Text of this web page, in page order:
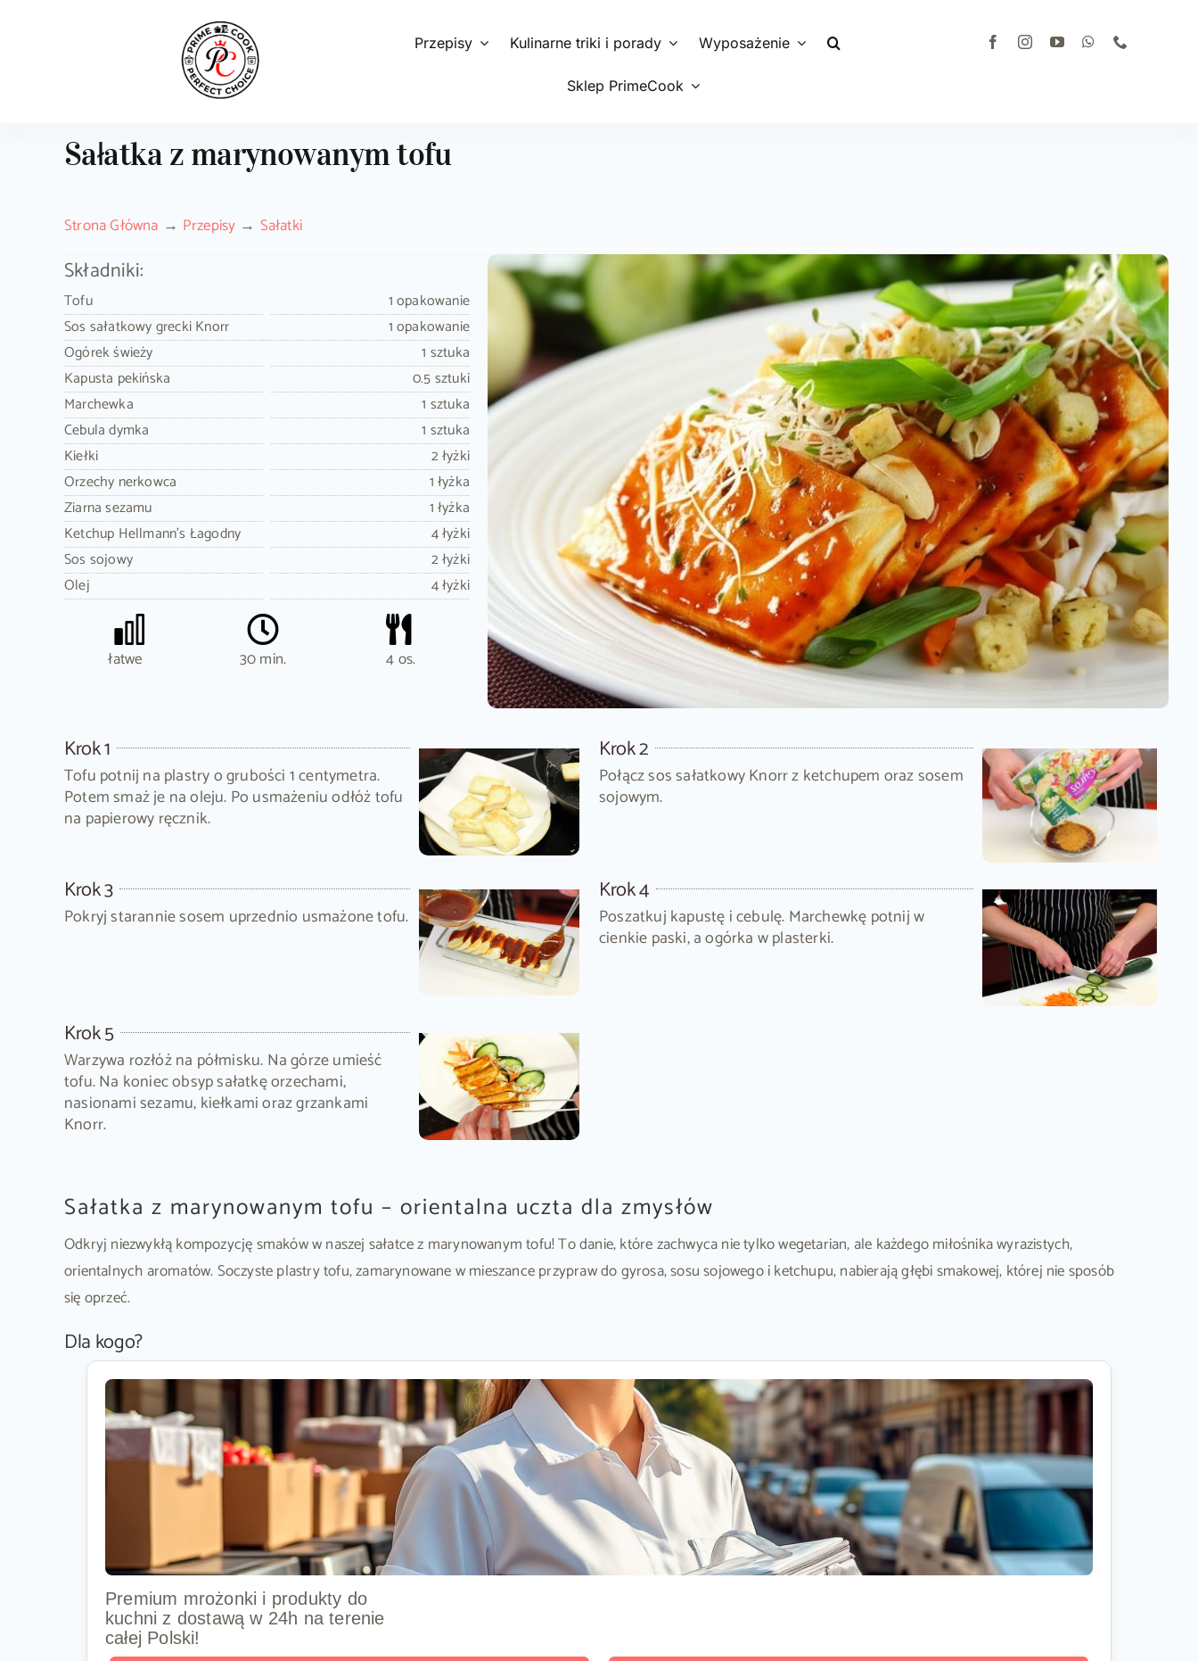
Przepisy Kulinarne triki i porady Wyposażenie
Sklep PrimeCook
Sałatka z marynowanym tofu
Strona Główna Przepisy Sałatki
Składniki:
Tofu
1 opakowanie
Sos sałatkowy grecki Knorr
1 opakowanie
Ogórek świeży
1 sztuka
Kapusta pekińska
0.5 sztuki
Marchewka
1 sztuka
Cebula dymka
1 sztuka
Kiełki
2 łyżki
Orzechy nerkowca
1 łyżka
Ziarna sezamu
1 łyżka
Ketchup Hellmann's Łagodny
4 łyżki
Sos sojowy
2 łyżki
Olej
4 łyżki
łatwe 30 min. 4 os.
Krok 1
Tofu potnij na plastry o grubości 1 centymetra.
Potem smaż je na oleju. Po usmażeniu odłóż tofu
na papierowy ręcznik.
Krok 2
Połącz sos sałatkowy Knorr z ketchupem oraz sosem
sojowym.
Krok 3
Pokryj starannie sosem uprzednio usmażone tofu.
Krok 4
Poszatkuj kapustę i cebulę. Marchewkę potnij w
cienkie paski, a ogórka w plasterki.
Krok 5
Warzywa rozłóż na półmisku. Na górze umieść
tofu. Na koniec obsyp sałatkę orzechami,
nasionami sezamu, kiełkami oraz grzankami
Knorr.
Sałatka z marynowanym tofu – orientalna uczta dla zmysłów
Odkryj niezwykłą kompozycję smaków w naszej sałatce z marynowanym tofu! To danie, które zachwyca nie tylko wegetarian, ale każdego miłośnika wyrazistych,
orientalnych aromatów. Soczyste plastry tofu, zamarynowane w mieszance przypraw do gyrosa, sosu sojowego i ketchupu, nabierają głębi smakowej, której nie sposób
się oprzeć.
Dla kogo?
Premium mrożonki i produkty do
kuchni z dostawą w 24h na terenie
całej Polski!